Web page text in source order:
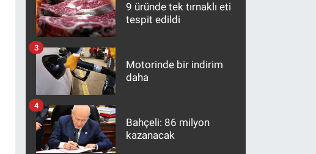
9 üründe tek tırnaklı eti
tespit edildi
Motorinde bir indirim
daha
3
Bahçeli: 86 milyon
kazanacak
4